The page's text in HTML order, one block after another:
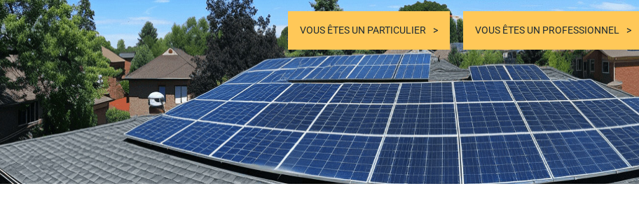
VOUS ÊTES UN PARTICULIER VOUS ÊTES UN PROFESSIONNEL